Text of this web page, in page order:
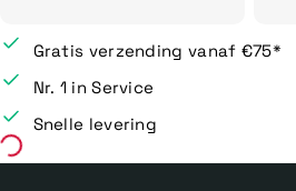
Gratis verzending vanaf €75*
Nr. 1 in Service
Snelle levering